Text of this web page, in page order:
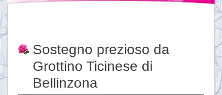
News
Servizi
Documentazione
Sostegno prezioso da
Grottino Ticinese di
Bellinzona